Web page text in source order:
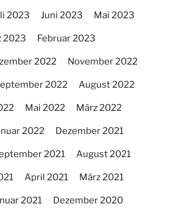
2023 Juni 2023 Mai 2023
2023 Februar 2023
2022 November 2022
2022 August 2022
Mai 2022 März 2022
2022 Dezember 2021
2021 August 2021
April 2021 März 2021
2021 Dezember 2020